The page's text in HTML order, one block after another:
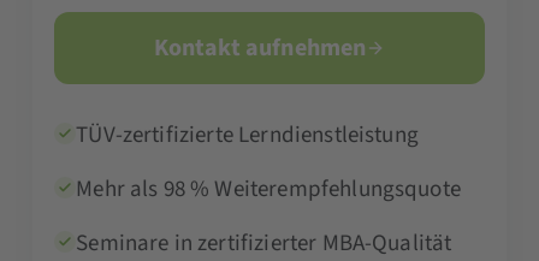
Kontakt aufnehmen
TÜV-zertifizierte Lerndienstleistung
Mehr als 98 % Weiterempfehlungsquote
Seminare in zertifizierter MBA-Qualität